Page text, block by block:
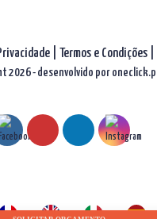
| Termos e Condições
2026 - desenvolvido por